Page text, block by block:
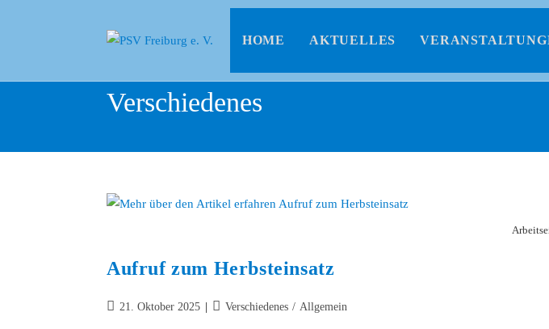
HOME AKTUELLES
Verschiedenes
Aufruf zum Herbsteinsatz
21. Oktober 2025 Verschiedenes / Allgemein